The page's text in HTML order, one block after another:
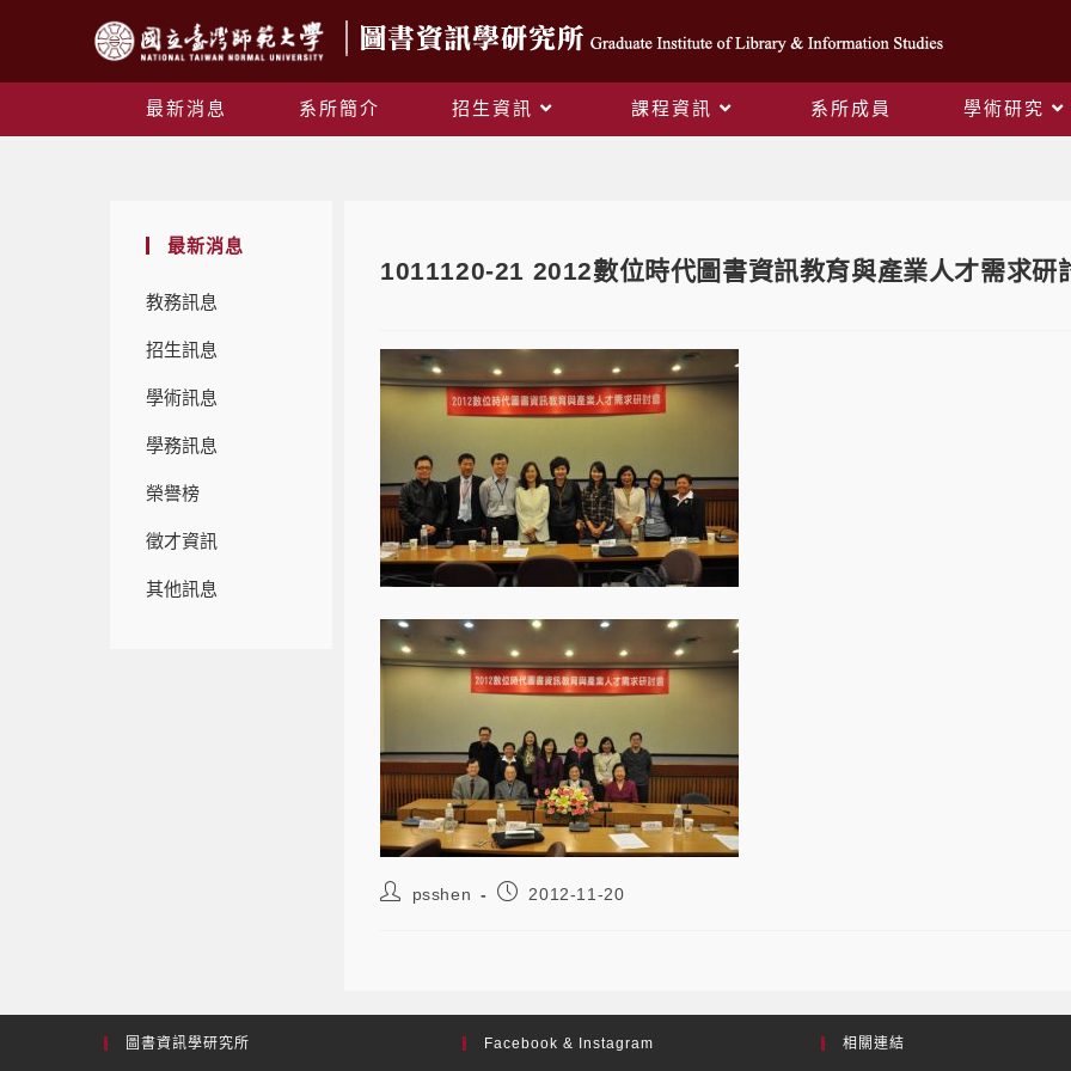
最新消息 系所簡介 招生資訊 課程資訊 系所成員 學術研究
最新消息
教務訊息
招生訊息
學術訊息
學務訊息
榮譽榜
徵才資訊
其他訊息
1011120-21 2012數位時代圖書資訊教育與產業人才需求研
psshen 2012-11-20
圖書資訊學研究所 Facebook & Instagram 相關連結